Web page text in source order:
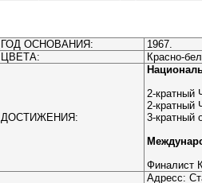
ГОД ОСНОВАНИЯ:
1967.
ЦВЕТА:
Красно-
ДОСТИЖЕНИЯ:
2-кратный
2-кратный
3-кратный
Финалист
Адресс: